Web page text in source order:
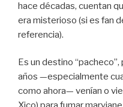
hace décadas, cuentan
era misterioso (si es fan
referencia).
Es un destino
años —especialmente
como ahora— venían o